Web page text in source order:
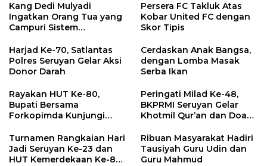
Kang Dedi Mulyadi
Ingatkan Orang Tua yang
Campuri Sistem
Antara Hak, Batas, dan
Etika Hukum Pendidikan
Persera FC Takluk Atas
Kobar United FC dengan
Skor Tipis
Harjad Ke-70, Satlantas
Polres Seruyan Gelar Aksi
Donor Darah
Cerdaskan Anak Bangsa,
dengan Lomba Masak
Serba Ikan
Rayakan HUT Ke-80,
Bupati Bersama
Forkopimda Kunjungi
Peringati Milad Ke-48,
BKPRMI Seruyan Gelar
Khotmil Qur’an dan Doa
Turnamen Rangkaian Hari
Jadi Seruyan Ke-23 dan
HUT Kemerdekaan Ke-80
Ribuan Masyarakat Hadiri
Tausiyah Guru Udin dan
Guru Mahmud